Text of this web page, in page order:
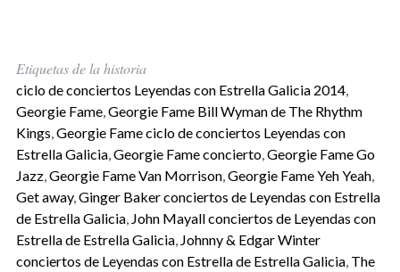
Etiquetas de la historia
ciclo de conciertos Leyendas con Estrella Galicia 2014,
Georgie Fame, Georgie Fame Bill Wyman de The Rhythm
Kings Georgie Fame ciclo de conciertos Leyendas con
Estrella Galicia, Georgie Fame concierto, Georgie Fame Go
Jazz, Georgie Fame Van Morrison, Georgie Fame Yeh Yeah,
Get away, Ginger Baker conciertos de Leyendas con Estrella
de Estrella Galicia, John Mayall conciertos de Leyendas con
Estrella de Estrella Galicia, Johnny & Edgar Winter
conciertos de Leyendas con Estrella de Estrella Galicia, The